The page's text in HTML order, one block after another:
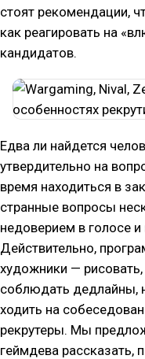
стоят рекомендации,
как реагировать на
кандидатов.
Едва ли найдется
утвердительно на
время находиться в
странные вопросы
недоверием в голосе и
Действительно,
художники —
соблюдать дедлайны,
ходить на
рекрутеры. Мы
геймдева рассказать,